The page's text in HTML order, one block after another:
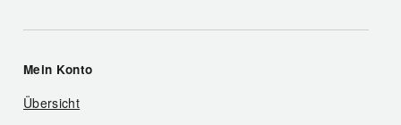
Mein Konto
Übersicht